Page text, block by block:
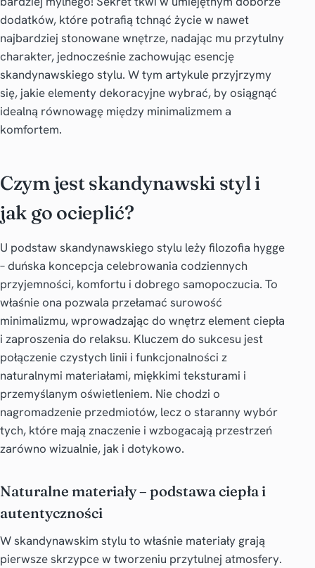
dodatków, które potrafią tchnąć życie w nawet
najbardziej stonowane wnętrze, nadając mu przytulny
charakter, jednocześnie zachowując esencję
skandynawskiego stylu. W tym artykule przyjrzymy
się, jakie elementy dekoracyjne wybrać, by osiągnąć
idealną równowagę między minimalizmem a
komfortem.
Czym jest skandynawski styl i
jak go ocieplić?
U podstaw skandynawskiego stylu leży filozofia hygge
– duńska koncepcja celebrowania codziennych
przyjemności, komfortu i dobrego samopoczucia. To
właśnie ona pozwala przełamać surowość
minimalizmu, wprowadzając do wnętrz element ciepła
i zaproszenia do relaksu. Kluczem do sukcesu jest
połączenie czystych linii i funkcjonalności z
naturalnymi materiałami, miękkimi teksturami i
przemyślanym oświetleniem. Nie chodzi o
nagromadzenie przedmiotów, lecz o staranny wybór
tych, które mają znaczenie i wzbogacają przestrzeń
zarówno wizualnie, jak i dotykowo.
Naturalne materiały – podstawa ciepła i
autentyczności
Wskandynawskim stylu to właśnie materiały grają
pierwsze skrzypce w tworzeniu przytulnej atmosfery.